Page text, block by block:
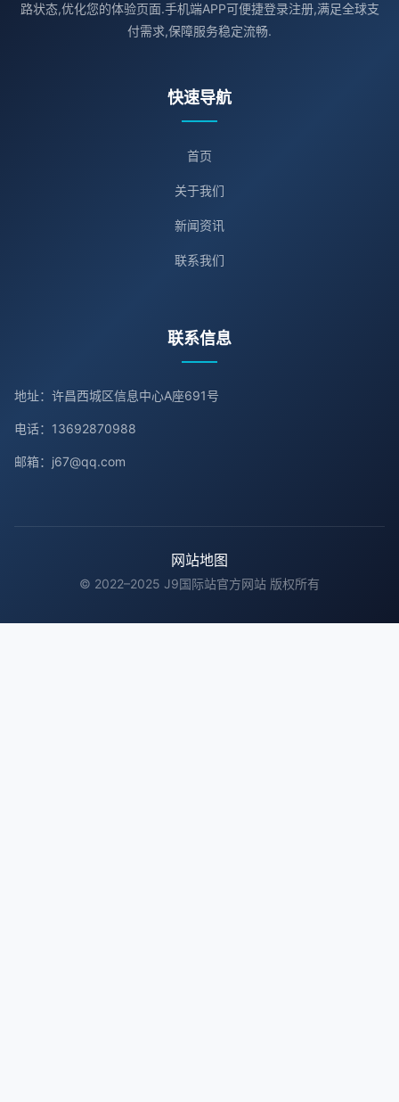
路状态,优化您的体验页面.手机端APP可便捷登录注册,满足全球支
付需求,保障服务稳定流畅.
快速导航
首页
关于我们
新闻资讯
联系我们
联系信息
地址：许昌西城区信息中心A座691号
电话：13692870988
邮箱：j67@qq.com
网站地图
© 2022–2025 J9国际站官方网站 版权所有